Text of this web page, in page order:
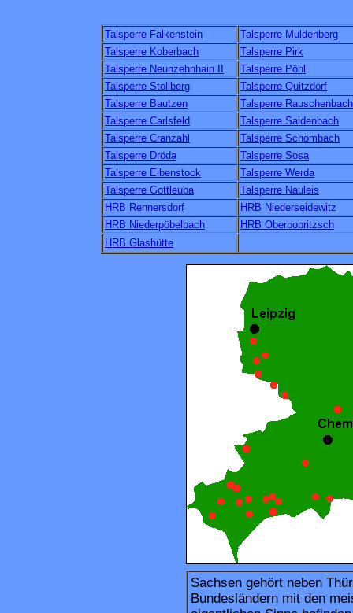
Talsperre Falkenstein
Talsperre Muldenberg
Talsperre Koberbach
Talsperre Pirk
Talsperre Neunzehnhain II
Talsperre Pöhl
Talsperre Stollberg
Talsperre Quitzdorf
Talsperre Bautzen
Talsperre Rauschenbach
Talsperre Carlsfeld
Talsperre Saidenbach
Talsperre Cranzahl
Talsperre Schömbach
Talsperre Dröda
Talsperre Sosa
Talsperre Eibenstock
Talsperre Werda
Talsperre Gottleuba
Talsperre Nauleis
HRB Rennersdorf
HRB Niederseidewitz
HRB Niederpöbelbach
HRB Oberbobritzsch
HRB Glashütte
Sachsen gehört neben
Bundesländern mit den